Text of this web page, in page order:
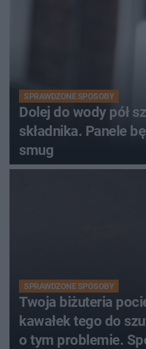
SPRAWDZONE SPOSOBY
Dolej do wody pół
składnika. Panele
smug
SPRAWDZONE SPOSOBY
Twoja biżuteria
kawałek tego do
o tym problemie.